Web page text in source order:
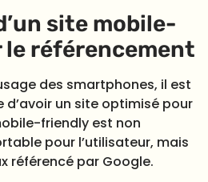
site mobile-
référencement
des smartphones, il est
d’avoir un site optimisé pour
friendly est non
pour l’utilisateur, mais
référencé par Google.